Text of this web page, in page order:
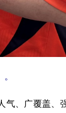
、广覆盖、